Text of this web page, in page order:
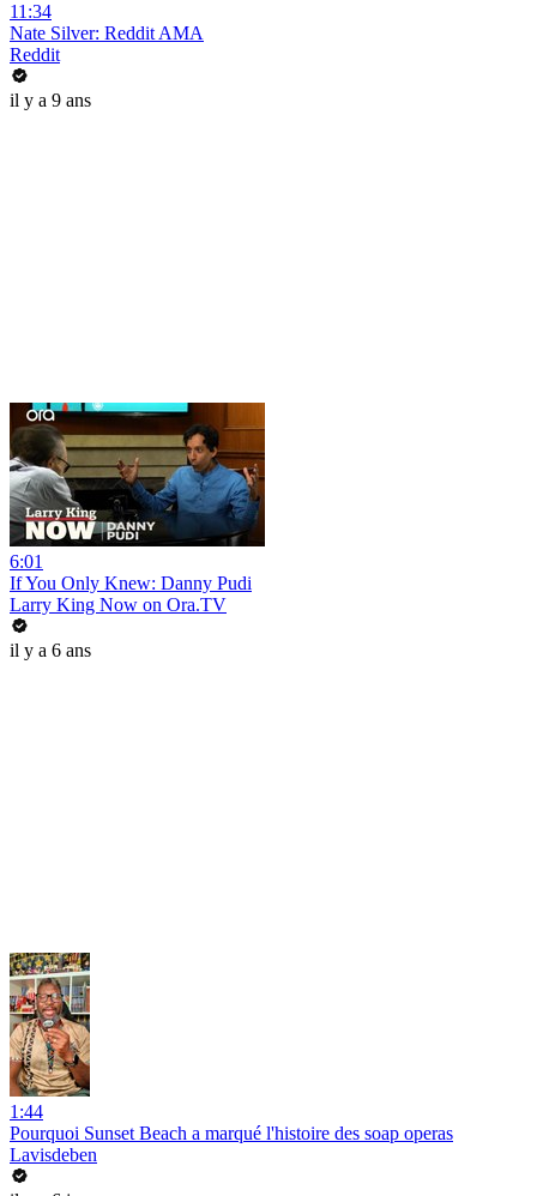
11:34
Nate Silver: Reddit AMA
Reddit
il y a 9 ans
6:01
If You Only Knew: Danny Pudi
Larry King Now on Ora.TV
il y a 6 ans
1:44
Pourquoi Sunset Beach a marqué l'histoire des soap operas
Lavisdeben